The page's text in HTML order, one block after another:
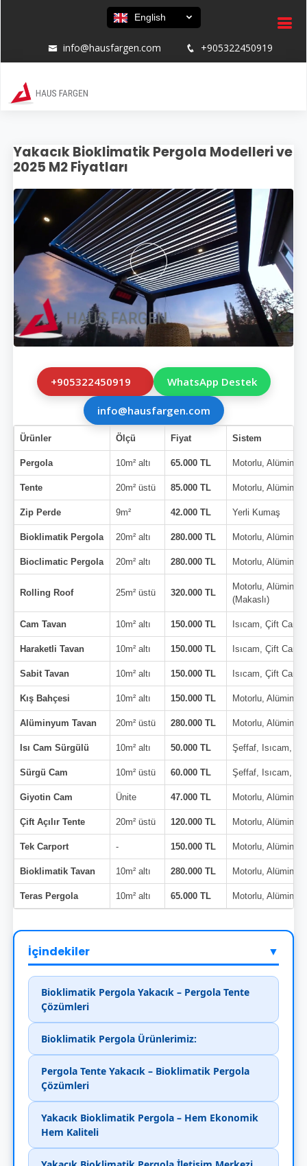
English
info@hausfargen.com +905322450919
Yakacık Bioklimatik Pergola Modelleri ve
2025 M2 Fiyatları
+905322450919 WhatsApp Destek
info@hausfargen.com
Ürünler Ölçü Fiyat Sistem
Pergola 10m² altı 65.000 TL Motorlu,
Tente 20m² üstü 85.000 TL Motorlu,
Zip Perde 9m² 42.000 TL Yerli Kumaş
Bioklimatik Pergola 20m² altı 280.000 TL Motorlu,
Bioclimatic Pergola 20m² altı 280.000 TL Motorlu,
Rolling Roof 25m² üstü 320.000 TL
Motorlu,
(Makaslı)
Cam Tavan 10m² altı 150.000 TL Isıcam, Çift Cam
Haraketli Tavan 10m² altı 150.000 TL Isıcam, Çift Cam
Sabit Tavan 10m² altı 150.000 TL Isıcam, Çift Cam
Kış Bahçesi 10m² altı 150.000 TL Motorlu,
Alüminyum Tavan 20m² üstü 280.000 TL Motorlu,
Isı Cam Sürgülü 10m² altı 50.000 TL Şeffaf, Isıcam,
Sürgü Cam 10m² üstü 60.000 TL Şeffaf, Isıcam,
Giyotin Cam Ünite 47.000 TL Motorlu,
Çift Açılır Tente 20m² üstü 120.000 TL Motorlu,
Tek Carport - 150.000 TL Motorlu,
Bioklimatik Tavan 10m² altı 280.000 TL Motorlu,
Teras Pergola 10m² altı 65.000 TL Motorlu,
İçindekiler ▼
Bioklimatik Pergola Yakacık – Pergola Tente
Çözümleri
Bioklimatik Pergola Ürünlerimiz:
Pergola Tente Yakacık – Bioklimatik Pergola
Çözümleri
Yakacık Bioklimatik Pergola – Hem Ekonomik
Hem Kaliteli